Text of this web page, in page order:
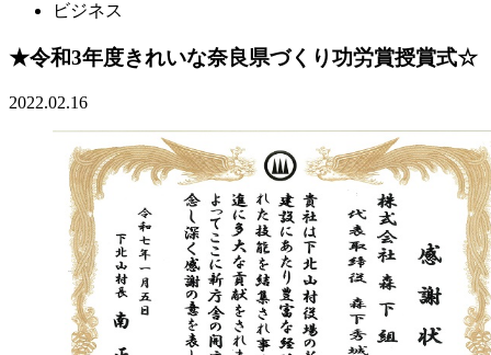
ビジネス
★令和3年度きれいな奈良県づくり功労賞授賞式☆
2022.02.16